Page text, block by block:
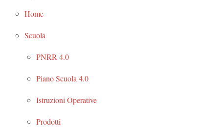
Home
Scuola
PNRR 4.0
Piano Scuola 4.0
Istruzioni Operative
Prodotti